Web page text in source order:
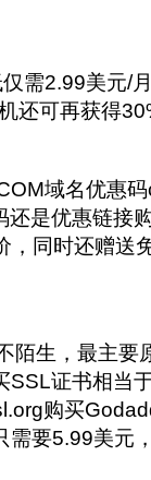
需2.99美元/
还可再获得
域名优惠
是优惠链接
，同时还赠送
陌生，最主要
SSL证书相当
购买
要5.99美元